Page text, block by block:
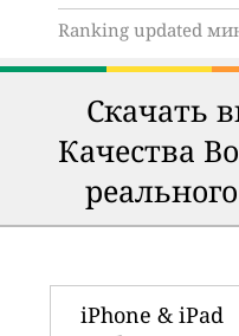
Ranking updated
Скачать
Качества
iPhone & iPad